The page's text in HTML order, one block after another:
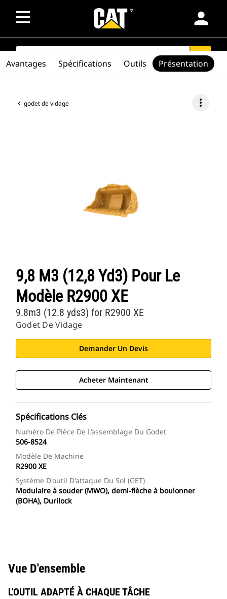
person
SEARCH search
godet de vidage more_vert
9,8 M3 (12,8 Yd3) Pour Le
Modèle R2900 XE
Godet De Vidage
9.8m3 (12.8 yds3) for R2900 XE
Demander Un Devis
Acheter Maintenant
Spécifications Clés
Numéro De Pièce De L’assemblage Du Godet
506-8524
Modèle De Machine
R2900 XE
Système D'outil D'attaque Du Sol (GET)
Modulaire à souder (MWO), demi-flèche à boulonner
(BOHA), Durilock
Avantages Spécifications Outils Présentation
Vue D'ensemble
L'OUTIL ADAPTÉ À CHAQUE TÂCHE